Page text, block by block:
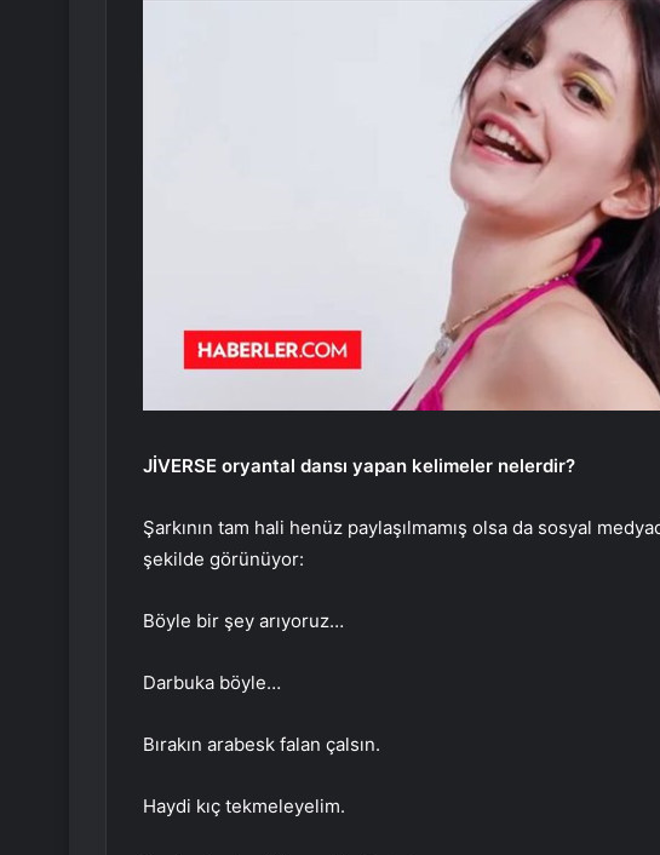
JİVERSE oryantal dansı yapan kelimeler nelerdir?
Şarkının tam hali henüz paylaşılmamış olsa da sosyal
şekilde görünüyor:
Böyle bir şey arıyoruz…
Darbuka böyle…
Bırakın arabesk falan çalsın.
Haydi kıç tekmeleyelim.